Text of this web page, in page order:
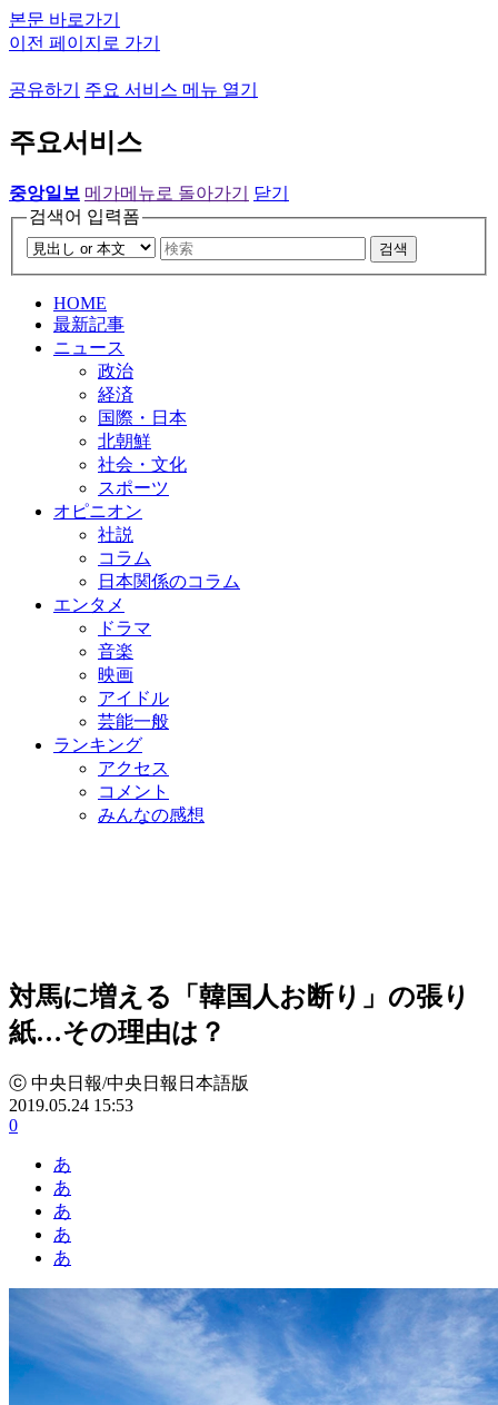
본문 바로가기
이전 페이지로 가기
공유하기 주요 서비스 메뉴 열기
주요서비스
중앙일보 메가메뉴로 돌아가기
닫기
검색어 입력폼
검색
HOME
最新記事
ニュース
政治
経済
国際・日本
北朝鮮
社会・文化
スポーツ
オピニオン
社説
コラム
日本関係のコラム
エンタメ
ドラマ
音楽
映画
アイドル
芸能一般
ランキング
アクセス
コメント
みんなの感想
対馬に増える「韓国人お断り」の張り
紙…その理由は？
ⓒ 中央日報/中央日報日本語版
2019.05.24 15:53
0
あ
あ
あ
あ
あ